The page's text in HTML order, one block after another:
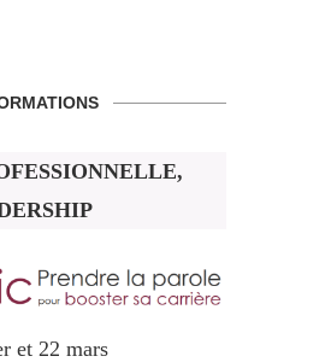
et 22 mars